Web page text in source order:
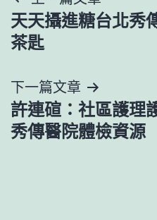
章
覽
天天攝進糖台北秀
茶匙
下一篇文章
許連碹：社區護理
秀傳醫院體檢資源